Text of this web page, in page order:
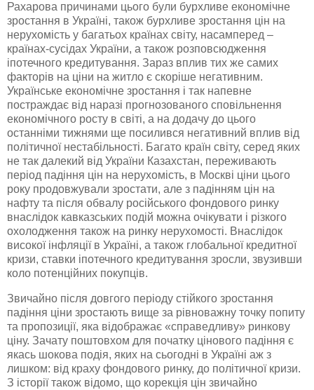
Рахарова причинами цього були бурхливе економічне
зростання в Україні, також бурхливе зростання цін на
нерухомість у багатьох країнах світу, насамперед –
країнах-сусідах України, а також розповсюдження
іпотечного кредитування. Зараз вплив тих же самих
факторів на ціни на житло є скоріше негативним.
Українське економічне зростання і так напевне
постраждає від наразі прогнозованого сповільнення
економічного росту в світі, а на додачу до цього
останніми тижнями ще посилився негативний вплив від
політичної нестабільності. Багато країн світу, серед яких
не так далекий від України Казахстан, переживають
період падіння цін на нерухомість, в Москві ціни цього
року продовжували зростати, але з падінням цін на
нафту та після обвалу російського фондового ринку
внаслідок кавказських подій можна очікувати і різкого
охолодження також на ринку нерухомості. Внаслідок
високої інфляції в Україні, а також глобальної кредитної
кризи, ставки іпотечного кредитування зросли, звузивши
коло потенційних покупців.
Звичайно після довгого періоду стійкого зростання
падіння ціни зростають вище за рівноважну точку попиту
та пропозиції, яка відображає «справедливу» ринкову
ціну. Зачату поштовхом для початку цінового падіння є
якась шокова подія, яких на сьогодні в Україні аж з
лишком: від краху фондового ринку, до політичної кризи.
З історії також відомо, що корекція цін звичайно